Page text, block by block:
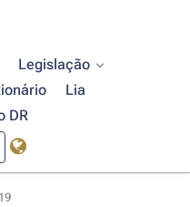
Legislação
Lia
DR